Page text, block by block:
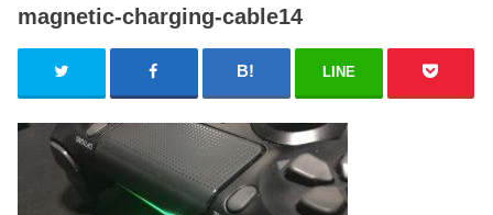
magnetic-charging-cable14
LINE